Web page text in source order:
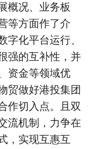
概况、业务板
等方面作了介
字化平台运行、
强的互补性，并
资金等领域优
贸做好港投集团
作切入点。且双
流机制，力争在
，实现互惠互